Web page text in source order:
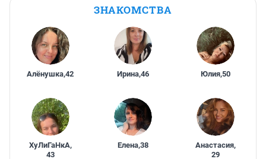
ЗНАКОМСТВА
Алёнушка,42 Ирина,46 Юлия,50
ХуЛиГаНкА,
43
Елена,38 Анастасия,
29